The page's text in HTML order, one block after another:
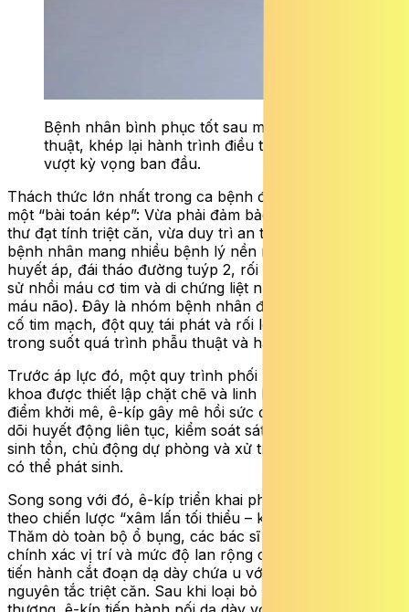
Bệnh nhân bình phục tốt sau một tuần phẫu
thuật, khép lại hành trình điều trị với kết quả
vượt kỳ vọng ban đầu.
Thách thức lớn nhất trong ca bệnh được xác định là
một “bài toán kép”: Vừa phải đảm bảo phẫu thuật ung
thư đạt tính triệt căn, vừa duy trì an toàn tối đa cho một
bệnh nhân mang nhiều bệnh lý nền nguy cơ cao (tăng
huyết áp, đái tháo đường tuýp 2, rối loạn lipid máu, tiền
sử nhồi máu cơ tim và di chứng liệt nửa người của
máu não). Đây là nhóm bệnh nhân đặc biệt dễ gặp biến
cố tim mạch, đột quỵ tái phát và rối loạn chuyển hóa
trong suốt quá trình phẫu thuật và hậu phẫu.
Trước áp lực đó, một quy trình phối hợp liên chuyên
khoa được thiết lập chặt chẽ và linh hoạt. Ngay từ thời
điểm khởi mê, ê-kíp gây mê hồi sức đã triển khai theo
dõi huyết động liên tục, kiểm soát sát sao từng chỉ số
sinh tồn, chủ động dự phòng và xử trí sớm các nguy cơ
có thể phát sinh.
Song song với đó, ê-kíp triển khai phẫu thuật nội soi
theo chiến lược “xâm lấn tối thiểu – kiểm soát tối đa”.
Thăm dò toàn bộ ổ bụng, các bác sĩ
chính xác vị trí và mức độ lan rộng của khối u
tiến hành cắt đoạn dạ dày chứa u với diện cắt đảm bảo
nguyên tắc triệt căn. Sau khi loại bỏ hoàn toàn tổn